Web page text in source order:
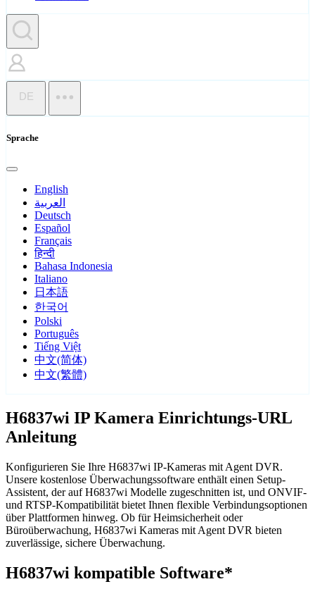
DE
Sprache
English
العربية
Deutsch
Español
Français
हिन्दी
Bahasa Indonesia
Italiano
日本語
한국어
Polski
Português
Tiếng Việt
中文(简体)
中文(繁體)
H6837wi IP Kamera Einrichtungs-URL
Anleitung
Konfigurieren Sie Ihre H6837wi IP-Kameras mit Agent DVR.
Unsere kostenlose Überwachungssoftware enthält einen Setup-
Assistent, der auf H6837wi Modelle zugeschnitten ist, und ONVIF-
und RTSP-Kompatibilität bietet Ihnen flexible Verbindungsoptionen
über Plattformen hinweg. Ob für Heimsicherheit oder
Büroüberwachung, H6837wi Kameras mit Agent DVR bieten
zuverlässige, sichere Überwachung.
H6837wi kompatible Software*